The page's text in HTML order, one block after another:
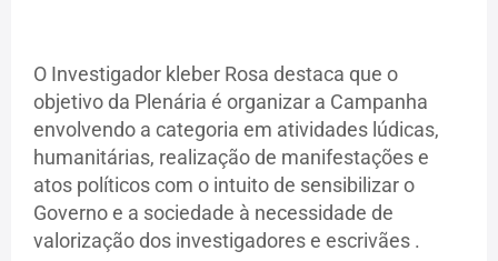
O Investigador kleber Rosa destaca que o
objetivo da Plenária é organizar a Campanha
envolvendo a categoria em atividades lúdicas,
humanitárias, realização de manifestações e
atos políticos com o intuito de sensibilizar o
Governo e a sociedade à necessidade de
valorização dos investigadores e escrivães .